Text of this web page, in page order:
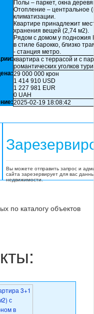
Полы – паркет, окна
Отопление – центральное
климатизации.
Квартире принадлежит
хранения вещей (2,74 м2).
Рядом с домом у подножия
в стиле барокко, близко
- станция метро.
квартира с террасой и с
романтических уголков
29 000 000 крон
1 414 910 USD
1 227 981 EUR
0 UAH
2025-02-19 18:08:42
Вы можете отправить запрос и
сайта зарезервирует для вас
недвижимости.
по каталогу объектов